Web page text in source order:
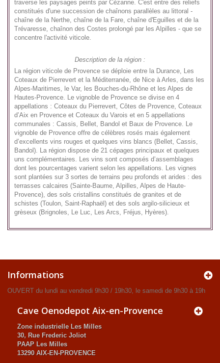
traverse les paysages peints par Cézanne. C'est entre des reliefs
constitués d'une succession de chaînons parallèles au littoral -
chaîne de la Nerthe, chaîne de la Fare, chaîne d'Eguilles et de la
Trévaresse, chaînon des Costes prolongé par les Alpilles - que se
concentre l'activité viticole.
Description de la région :
La région viticole de Provence se déploie entre la Durance, Les
Coteaux de Pierrevert et la Méditerranée, de Nice à Arles, dans les
Alpes-Maritimes, le Var, les Bouches-du-Rhône et les Alpes de
Hautes-Provence. Le vignoble de Provence se divise en 4
appellations : Coteaux du Pierrevert, Côtes de Provence, Coteaux
d’Aix en Provence et Coteaux du Varois et en 5 appellations
communales : Cassis, Bellet, Bandol et Baux de Provence. Le
vignoble de Provence offre de célèbres rosés mais également
d’excellents vins rouges et quelques vins blancs (Bellet, Cassis,
Bandol). La région dispose de 21 cépages principaux et quelques
uns complémentaires. Les vins sont composés d’assemblages
dont les pourcentages varient selon les appellations. Les vignes
sont plantées sur 3 sortes de terrains peu profonds et arides : des
terrasses calcaires (Sainte-Baume, Alpilles, Alpes de Haute-
Provence), des sols cristallins constitués de granites et de
schistes (Toulon, Saint-Raphaël) et des sols argilo-silicieux et
grèseux (Brignoles, Le Luc, Les Arcs, Fréjus, Hyères).
Informations
OUVERT du lundi au vendredi 9h30 / 19h30, le samedi de 9h30 à 19h
Cave Oenodepot Aix-en-Provence
Zone industrielle Les Milles
30, Rue Frederic Joliot
PAAP Les Milles
13290 AIX-EN-PROVENCE